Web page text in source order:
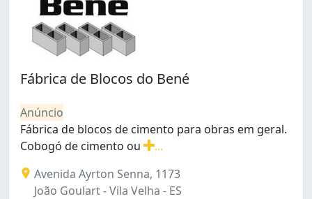
Fábrica de Blocos do Bené
Anúncio
Fábrica de blocos de cimento para obras em geral.
Cobogó de cimento ou
Avenida Ayrton Senna, 1173
João Goulart - Vila Velha - ES